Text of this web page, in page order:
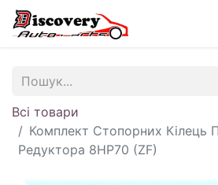
Всі товари
Комплект Стопорних Кілець
Редуктора 8HP70 (ZF)